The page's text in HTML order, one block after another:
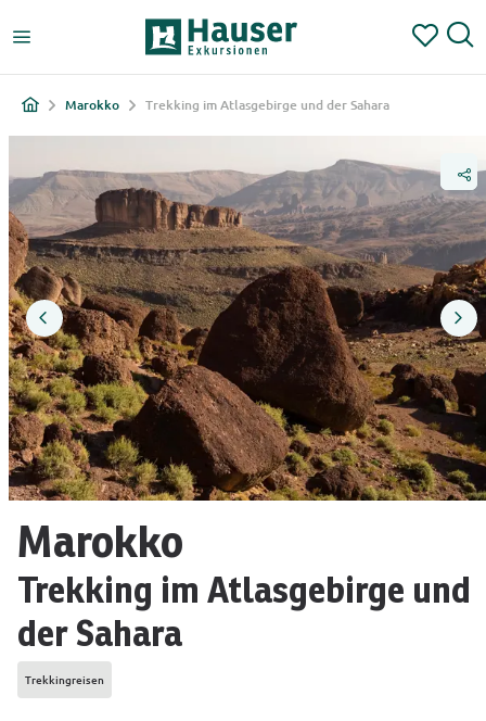
Marokko Trekking im Atlasgebirge und der Sahara
Marokko
Trekking im Atlasgebirge und
der Sahara
Trekkingreisen